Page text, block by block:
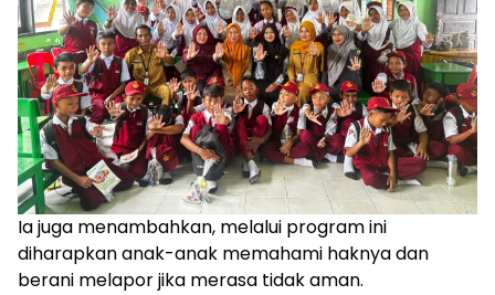
Ia juga menambahkan, melalui program ini
diharapkan anak-anak memahami haknya dan
berani melapor jika merasa tidak aman.